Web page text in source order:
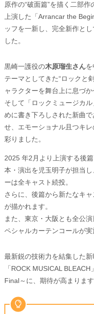
原作の“破面篇”を描く二部
上演した「Arrancar the
ッフを一新し、完全新作と
した。
黒崎一護役の木原瑠生さんを
テーマとしてきた“ロックと
ャラクターを舞台上に息づ
そして「ロックミュージカ
めに書き下ろしされた新曲
せ、エモーショナル且つキ
彩りました。
2025 年2月より上演する後
本・演出を児玉明子が担当
ーは全キャスト続投。
さらに、後篇から新たなキ
が描かれます。
また、東京・大阪とも全公
ペシャルカーテンコールが実
最新鋭の技術力を結集した新
「ROCK MUSICAL
Final～に、期待が高まります